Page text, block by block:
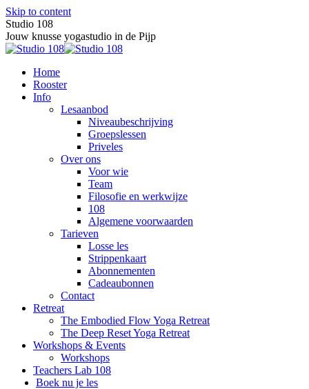
Skip to content
Studio 108
Jouw knusse yogastudio in de Pijp
Home
Rooster
Info
Lesaanbod
Niveaubeschrijving
Groepslessen
Priveles
Over ons
Voor wie
Team
Filosofie en werkwijze
108
Algemene voorwaarden
Tarieven
Losse les
Strippenkaart
Abonnementen
Cadeaubonnen
Contact
Retreat
The Embodied Flow Yoga Retreat
The Deep Reset Yoga Retreat
Workshops & Events
Workshops
Teachers Lab 108
Boek nu je les